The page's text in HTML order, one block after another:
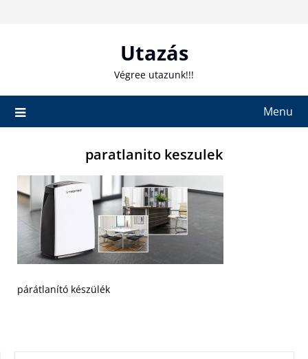
Utazás
Végree utazunk!!!
Menu
paratlanito keszulek
párátlanító készülék